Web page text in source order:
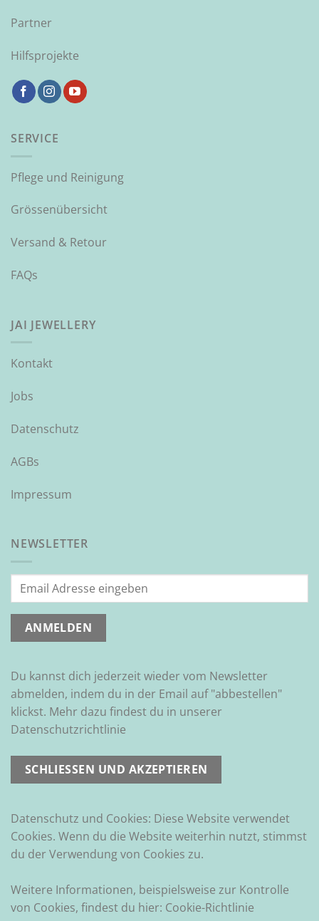
Partner
Hilfsprojekte
SERVICE
Pflege und Reinigung
Grössenübersicht
Versand & Retour
FAQs
JAI JEWELLERY
Kontakt
Jobs
Datenschutz
AGBs
Impressum
NEWSLETTER
Du kannst dich jederzeit wieder vom Newsletter
abmelden, indem du in der Email auf "abbestellen"
klickst. Mehr dazu findest du in unserer
Datenschutzrichtlinie
Datenschutz und Cookies: Diese Website verwendet
Cookies. Wenn du die Website weiterhin nutzt, stimmst
du der Verwendung von Cookies zu.
Weitere Informationen, beispielsweise zur Kontrolle
von Cookies, findest du hier: Cookie-Richtlinie